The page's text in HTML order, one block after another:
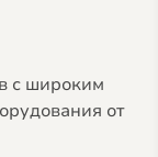
с широким
от